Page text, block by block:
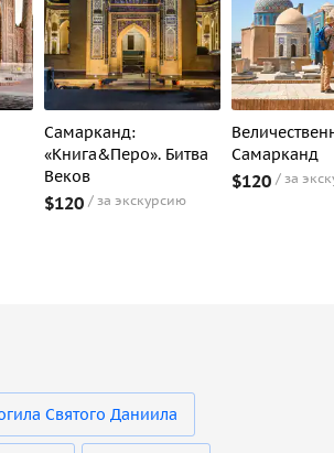
Самарканд:
«Книга&Перо». Битва
Веков
$120 за экскурсию
Самарканд
$120 за
Святого Даниила